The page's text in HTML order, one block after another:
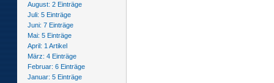
August: 2 Einträge
Juli: 5 Einträge
Juni: 7 Einträge
Mai: 5 Einträge
April: 1 Artikel
März: 4 Einträge
Februar: 6 Einträge
Januar: 5 Einträge